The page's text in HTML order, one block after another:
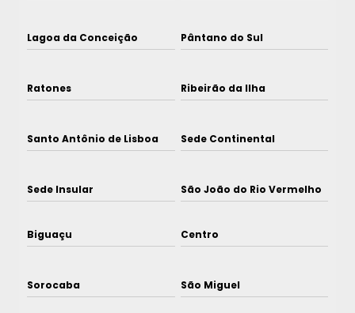
Lagoa da Conceição Pântano do Sul
Ratones Ribeirão da Ilha
Santo Antônio de Lisboa Sede Continental
Sede Insular São João do Rio Vermelho
Biguaçu Centro
Sorocaba São Miguel